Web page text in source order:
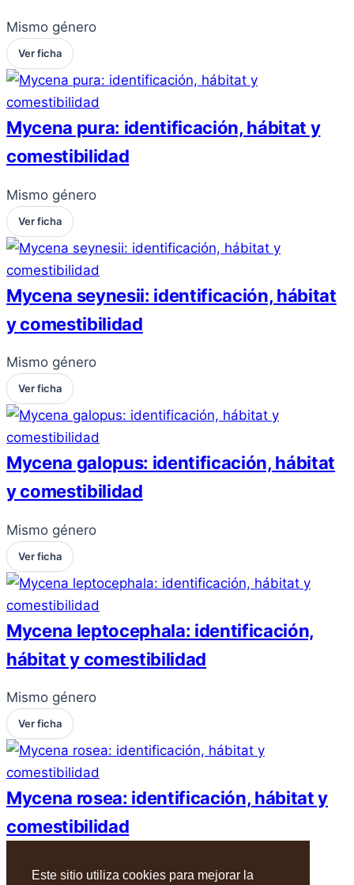
Este sitio utiliza cookies para mejorar la
Mismo género
Ver ficha
Mycena pura: identificación, hábitat y
comestibilidad
Mismo género
Ver ficha
Mycena seynesii: identificación, hábitat
y comestibilidad
Mismo género
Ver ficha
Mycena galopus: identificación, hábitat
y comestibilidad
Mismo género
Ver ficha
Mycena leptocephala: identificación,
hábitat y comestibilidad
Mismo género
Ver ficha
Mycena rosea: identificación, hábitat y
comestibilidad